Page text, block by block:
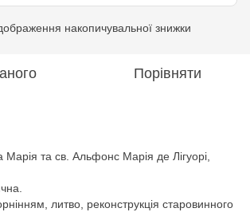
накопичувальної знижки
Порівняти
Марія та св. Альфонс Марія де Лігуорі,
литво, реконструкція старовинного